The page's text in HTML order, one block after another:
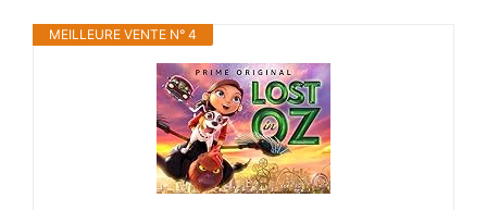
MEILLEURE VENTE N° 4